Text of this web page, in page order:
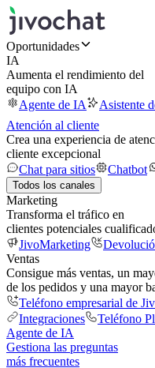
Oportunidades
IA
Aumenta el rendimiento del
equipo con IA
Agente de IA
Asistente
Atención al cliente
Crea una experiencia de
cliente excepcional
Chat para sitios
Chatbot
Todos los canales
Marketing
Transforma el tráfico en
clientes potenciales
JivoMarketing
Ventas
Consigue más ventas, un
de los pedidos y una mayor
Teléfono empresarial de
Integraciones
Teléfono
Agente de IA
Gestiona las preguntas
más frecuentes